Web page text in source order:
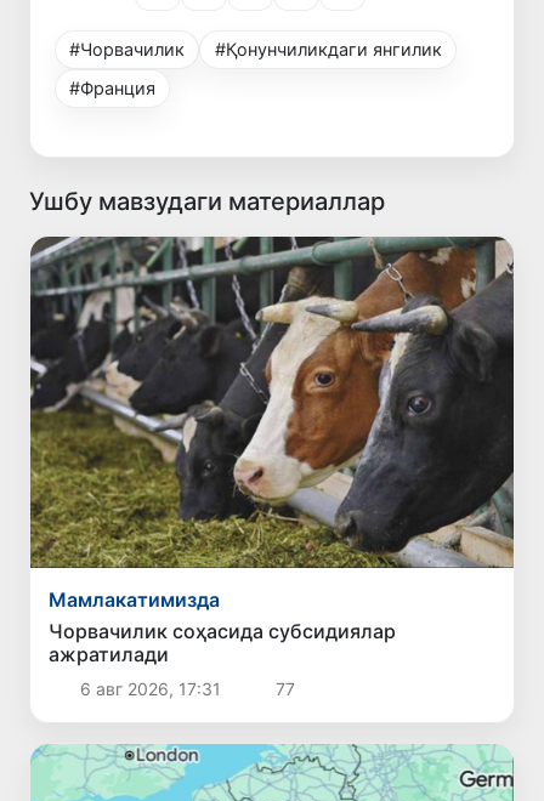
#Чорвачилик
#Қонунчиликдаги янгилик
#Франция
Ушбу мавзудаги материаллар
Мамлакатимизда
Чорвачилик соҳасида субсидиялар
ажратилади
6 авг 2026, 17:31 77